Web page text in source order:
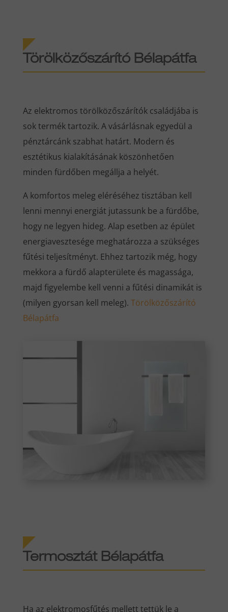
Törölközőszárító Bélapátfa
Az elektromos törölközőszárítók családjába is
sok termék tartozik. A vásárlásnak egyedül a
pénztárcánk szabhat határt. Modern és
esztétikus kialakításának köszönhetően
minden fürdőben megállja a helyét.
A komfortos meleg eléréséhez tisztában kell
lenni mennyi energiát jutassunk be a fürdőbe,
hogy ne legyen hideg. Alap esetben az épület
energiavesztesége meghatározza a szükséges
fűtési teljesítményt. Ehhez tartozik még, hogy
mekkora a fürdő alapterülete és magassága,
majd figyelembe kell venni a fűtési dinamikát is
(milyen gyorsan kell meleg). Törölközőszárító
Bélapátfa
Termosztát Bélapátfa
Ha az elektromosfűtés mellett tettük le a